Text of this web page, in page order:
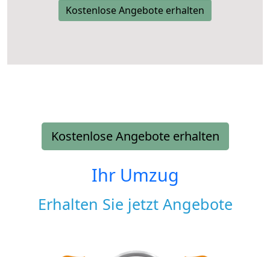
Kostenlose Angebote erhalten
Kostenlose Angebote erhalten
Ihr Umzug
Erhalten Sie jetzt Angebote